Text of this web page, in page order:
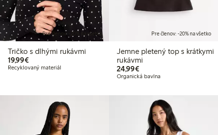
Pre členov: -20% na všetko
Tričko s dlhými rukávmi
19,99€19,99 €
Recyklovaný materiál
Pre členov: -20% na všetko
Jemne pletený top s krátkymi
rukávmi
24,99€24,99 €
Organická bavlna